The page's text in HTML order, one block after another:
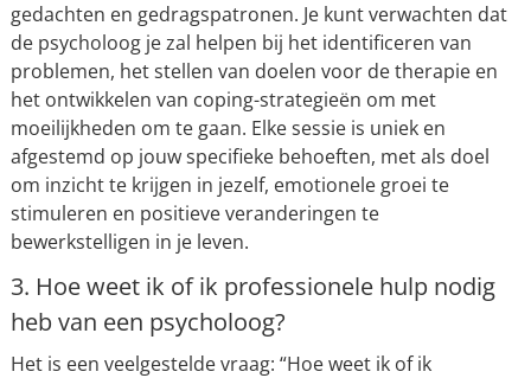
gedachten en gedragspatronen. Je kunt verwachten dat
de psycholoog je zal helpen bij het identificeren van
problemen, het stellen van doelen voor de therapie en
het ontwikkelen van coping-strategieën om met
moeilijkheden om te gaan. Elke sessie is uniek en
afgestemd op jouw specifieke behoeften, met als doel
om inzicht te krijgen in jezelf, emotionele groei te
stimuleren en positieve veranderingen te
bewerkstelligen in je leven.
3. Hoe weet ik of ik professionele hulp nodig
heb van een psycholoog?
Het is een veelgestelde vraag: “Hoe weet ik of ik